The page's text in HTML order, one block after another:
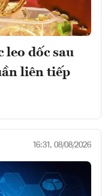
leo dốc sau
liên tiếp
16:31, 08/08/2026